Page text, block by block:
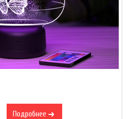
Подробнее